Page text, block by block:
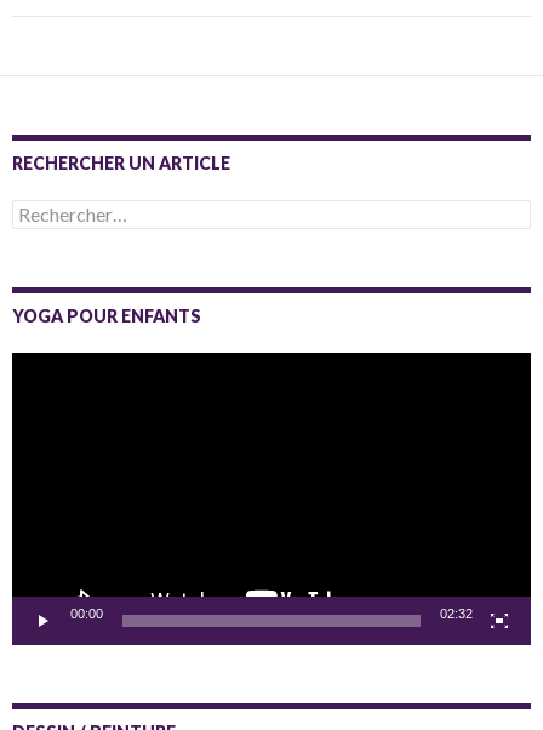
RECHERCHER UN ARTICLE
Rechercher :
YOGA POUR ENFANTS
00:00 02:32